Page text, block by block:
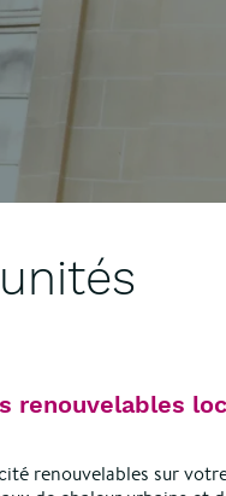
renouvelables
renouvelables sur